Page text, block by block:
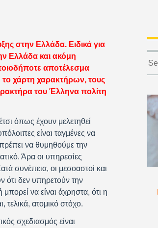
στην Ελλάδα. Ειδικά για
Ελλάδα και ακόμη
αποτέλεσμα
χάρτη χαρακτήρων, τους
του Έλληνα πολίτη
όπως έχουν μελετηθεί
είναι ταγμένες να
να θυμηθούμε την
Άρα οι υπηρεσίες
συνέπεια, οι μεσοαστοί και
ότι δεν υπηρετούν την
να είναι άχρηστα, ότι η
τελικά, ατομικό στόχο.
σχεδιασμός είναι